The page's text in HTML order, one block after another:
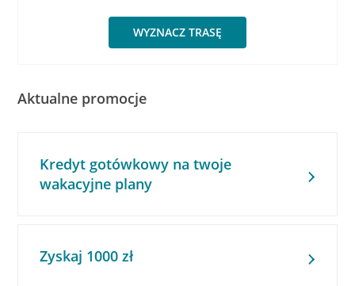
WYZNACZ TRASĘ
Aktualne promocje
Kredyt gotówkowy na twoje
wakacyjne plany
Zyskaj 1000 zł